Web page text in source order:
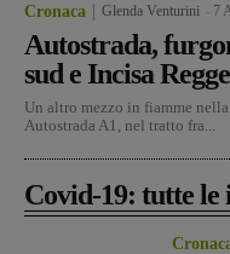
Cronaca Glenda Venturini 7
Autostrada,
sud e Incisa
Un altro mezzo in fiamme
Autostrada A1, nel tratto fra...
Covid-19: tutte